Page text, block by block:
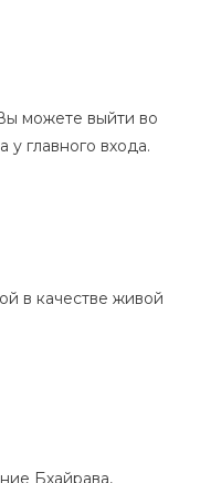
можете выйти во
у главного входа.
в качестве живой
Бхайрава,